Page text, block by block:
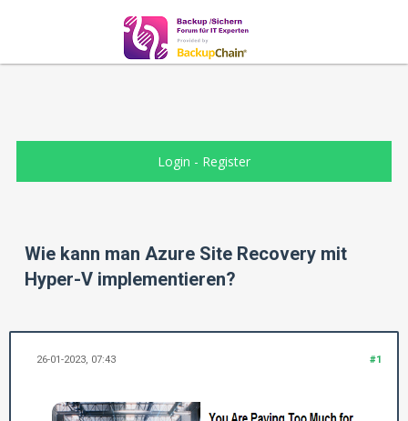
Login - Register
Wie kann man Azure Site Recovery mit
Hyper-V implementieren?
#1
26-01-2023, 07:43